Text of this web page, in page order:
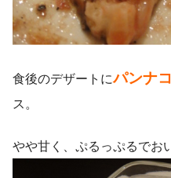
食後のデザートにパンナ
ス。
やや甘く、ぷるっぷるでお